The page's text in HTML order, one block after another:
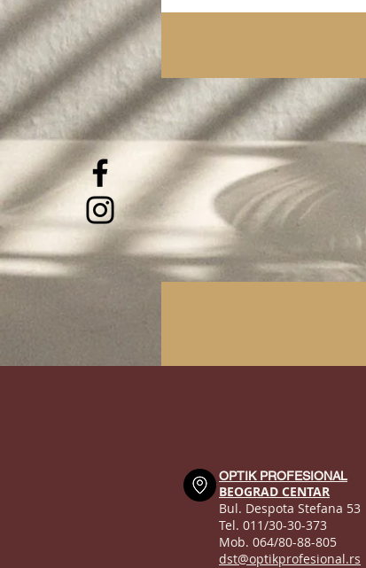
OPTIK PROFESIONAL
BEOGRAD CENTAR
Bul. Despota Stefana 53
Tel. 011/30-30-373
Mob. 064/80-88-805
dst@optikprofesional.rs